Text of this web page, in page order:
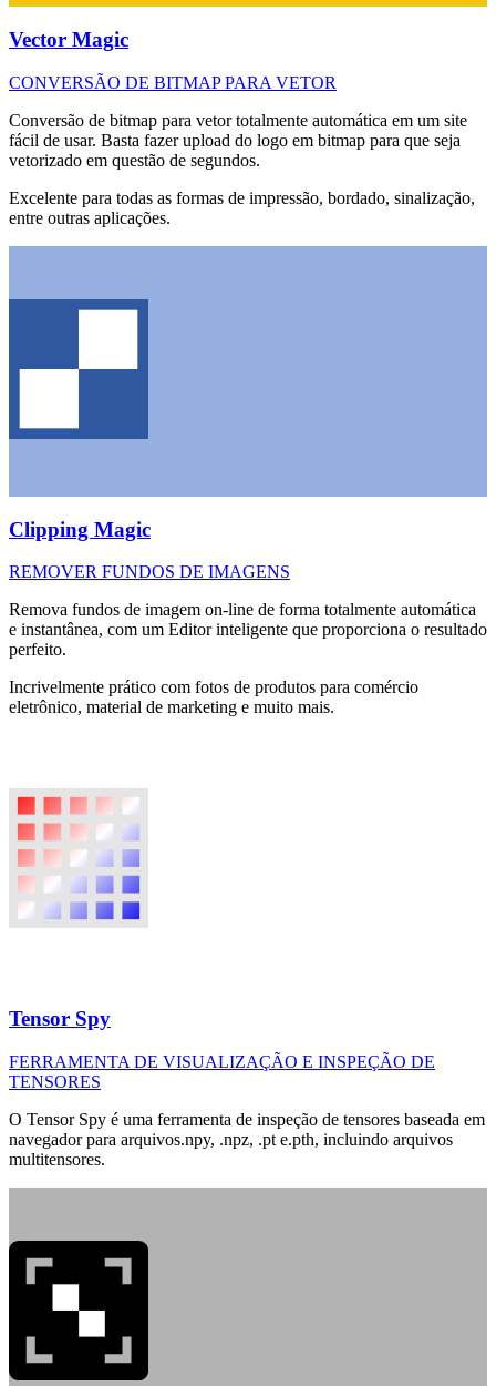
Vector Magic
CONVERSÃO DE BITMAP PARA VETOR
Conversão de bitmap para vetor totalmente automática em um site
fácil de usar. Basta fazer upload do logo em bitmap para que seja
vetorizado em questão de segundos.
Excelente para todas as formas de impressão, bordado, sinalização,
entre outras aplicações.
Clipping Magic
REMOVER FUNDOS DE IMAGENS
Remova fundos de imagem on-line de forma totalmente automática
e instantânea, com um Editor inteligente que proporciona o resultado
perfeito.
Incrivelmente prático com fotos de produtos para comércio
eletrônico, material de marketing e muito mais.
Tensor Spy
FERRAMENTA DE VISUALIZAÇÃO E INSPEÇÃO DE
TENSORES
O Tensor Spy é uma ferramenta de inspeção de tensores baseada em
navegador para arquivos.npy, .npz, .pt e.pth, incluindo arquivos
multitensores.